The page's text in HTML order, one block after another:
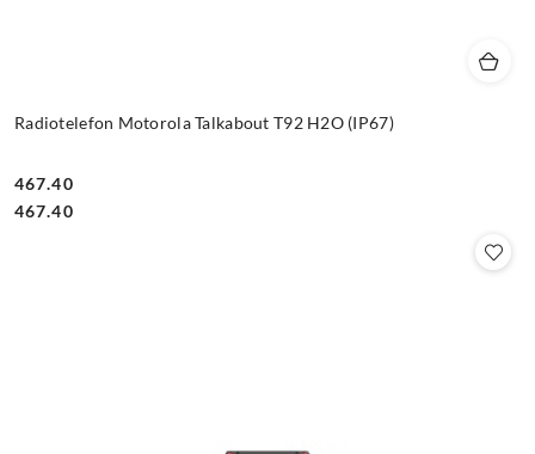
Radiotelefon Motorola Talkabout T92 H2O (IP67)
Cena:
467.40
Cena:
467.40